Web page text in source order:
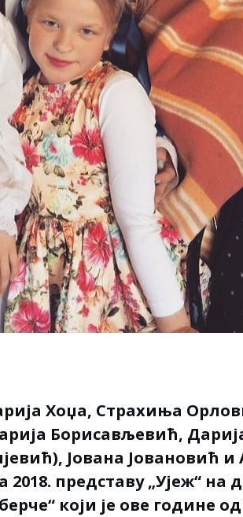
Хоџа, Страхиња
Борисављевић,
Јована Јовановић и
представу „Ујеж“ на
који је ове године